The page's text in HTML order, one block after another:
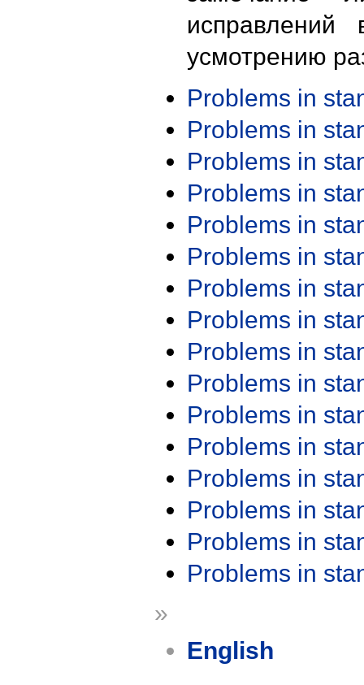
исправлений
усмотрению
Problems in
Problems in
Problems in
Problems in
Problems in
Problems in
Problems in
Problems in
Problems in
Problems in
Problems in
Problems in
Problems in
Problems in
Problems in
Problems in
»
English